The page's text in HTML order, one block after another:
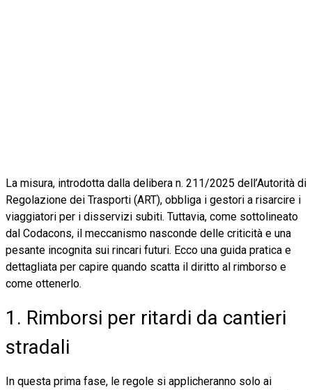
La misura, introdotta dalla delibera n. 211/2025 dell’Autorità di
Regolazione dei Trasporti (ART), obbliga i gestori a risarcire i
viaggiatori per i disservizi subiti. Tuttavia, come sottolineato
dal Codacons, il meccanismo nasconde delle criticità e una
pesante incognita sui rincari futuri. Ecco una guida pratica e
dettagliata per capire quando scatta il diritto al rimborso e
come ottenerlo.
1. Rimborsi per ritardi da cantieri
stradali
In questa prima fase, le regole si applicheranno solo ai